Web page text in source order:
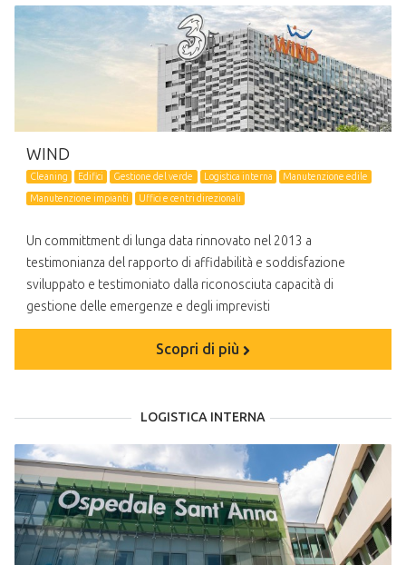
WIND
Cleaning Edifici Gestione del verde Logistica interna
Manutenzione edile
Manutenzione impianti
Uffici e centri direzionali
Un committment di lunga data rinnovato nel 2013 a
testimonianza del rapporto di affidabilità e soddisfazione
sviluppato e testimoniato dalla riconosciuta capacità di
gestione delle emergenze e degli imprevisti
Scopri di più
LOGISTICA INTERNA